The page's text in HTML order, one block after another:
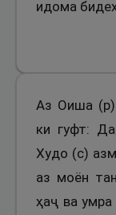
идома
Аз Оиша (р)
ки гуфт:
Худо (с)
аз моён
ҳаҷ ва